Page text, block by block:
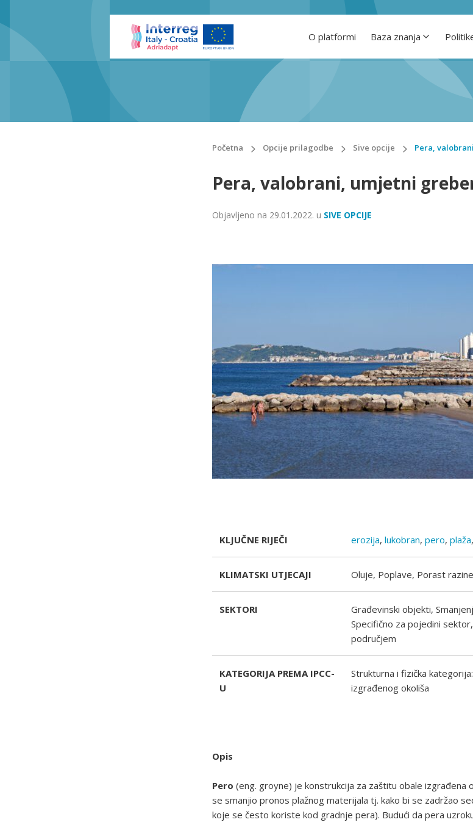
O platformi Baza znanja
Početna Opcije prilagodbe Sive opcije Pera,
Pera, valobrani, umjetni
Objavljeno na 29.01.2022. u SIVE OPCIJE
KLJUČNE RIJEČI erozija, lukobran, pero, plaža,
KLIMATSKI UTJECAJI Oluje, Poplave, Porast
SEKTORI
Građevinski objekti,
Specifično za pojedini
područjem
KATEGORIJA PREMA IPCC-
U
Strukturna i fizička
izgrađenog okoliša
Opis
Pero (eng. groyne) je konstrukcija za zaštitu obale izgrađena
se smanjio pronos plažnog materijala tj. kako bi se zadržao
koje se često koriste kod gradnje pera). Budući da pera